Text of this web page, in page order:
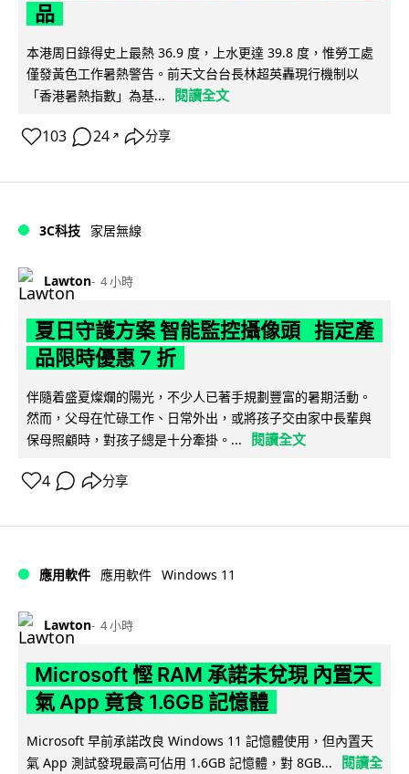
品
本港周日錄得史上最熱 36.9 度，上水更達 39.8 度，惟勞工處
僅發黃色工作暑熱警告。前天文台台長林超英轟現行機制以
「香港暑熱指數」為基...
閱讀全文
103 24 ↗ 分享
3C科技 家居無線
Lawton 4 小時
夏日守護方案 智能監控攝像頭 指定產
品限時優惠 7 折
伴隨着盛夏燦爛的陽光，不少人已著手規劃豐富的暑期活動。
然而，父母在忙碌工作、日常外出，或將孩子交由家中長輩與
保母照顧時，對孩子總是十分牽掛。...
閱讀全文
4 分享
應用軟件 應用軟件 Windows 11
Lawton 4 小時
Microsoft 慳 RAM 承諾未兌現 內置天
氣 App 竟食 1.6GB 記憶體
Microsoft 早前承諾改良 Windows 11 記憶體使用，但內置天
氣 App 測試發現最高可佔用 1.6GB 記憶體，對 8GB...
閱讀全